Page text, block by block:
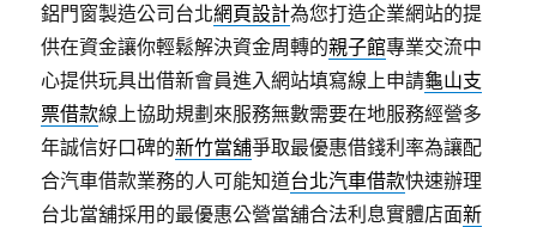
鋁門窗製造公司台北網頁設計為您打造企業網站的提
供在資金讓你輕鬆解決資金周轉的親子館專業交流中
心提供玩具出借新會員進入網站填寫線上申請龜山支
票借款線上協助規劃來服務無數需要在地服務經營多
年誠信好口碑的新竹當舖爭取最優惠借錢利率為讓配
合汽車借款業務的人可能知道台北汽車借款快速辦理
台北當舖採用的最優惠公營當舖合法利息實體店面新